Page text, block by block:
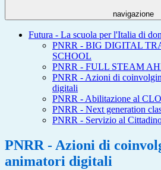
navigazione
Futura - La scuola per l'Italia di
PNRR - BIG DIGITAL
SCHOOL
PNRR - FULL STEAM
PNRR - Azioni di
digitali
PNRR - Abilitazione al
PNRR - Next generation
PNRR - Servizio al
PNRR - Azioni di
animatori digitali